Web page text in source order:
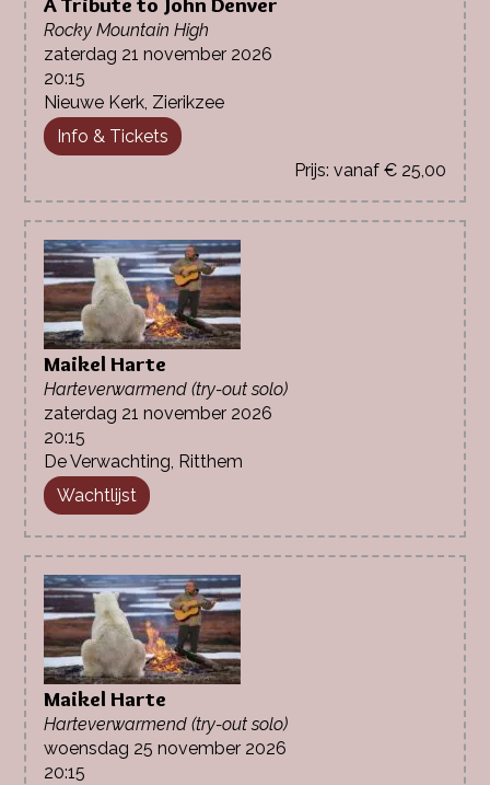
Rocky Mountain High
zaterdag 21 november 2026
20:15
Nieuwe Kerk, Zierikzee
Info & Tickets
vanaf € 25,00
Maikel Harte
Harteverwarmend (try-out solo)
zaterdag 21 november 2026
20:15
De Verwachting, Ritthem
Wachtlijst
Maikel Harte
Harteverwarmend (try-out solo)
woensdag 25 november 2026
20:15